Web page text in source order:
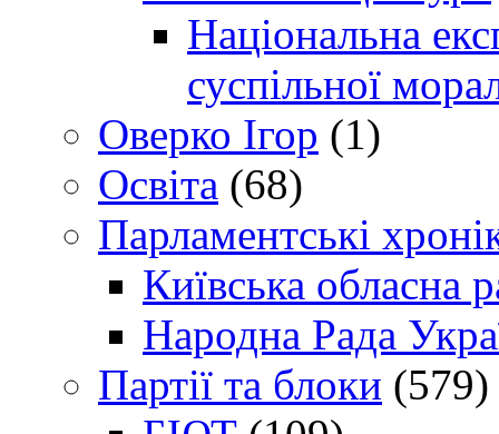
Національна
суспільної
Оверко Ігор (1)
Освіта (68)
Парламентські
Київська обласна
Народна Рада
Партії та блоки (579)